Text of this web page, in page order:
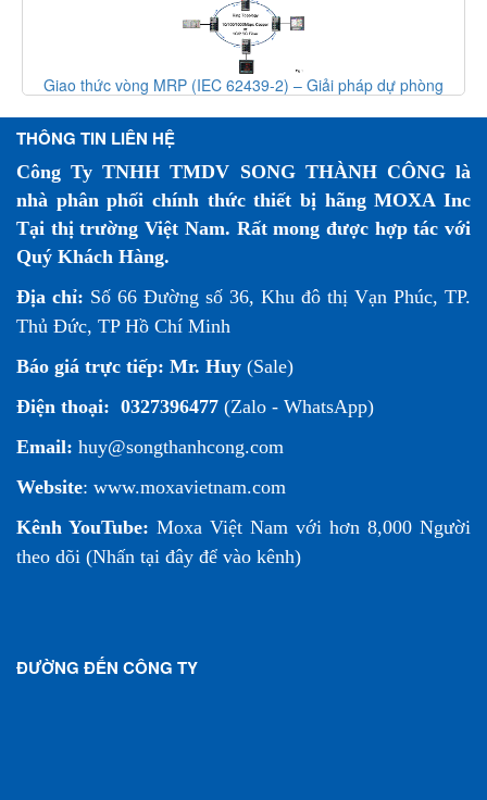
Giao thức vòng MRP (IEC 62439-2) – Giải pháp dự phòng
THÔNG TIN LIÊN HỆ
Công Ty TNHH TMDV SONG THÀNH CÔNG là
nhà phân phối chính thức thiết bị hãng MOXA Inc
Tại thị trường Việt Nam. Rất mong được hợp tác với
Quý Khách Hàng.
Địa chỉ: Số 66 Đường số 36, Khu đô thị Vạn Phúc, TP.
Thủ Đức, TP Hồ Chí Minh
Báo giá trực tiếp: Mr. Huy (Sale)
Điện thoại: 0327396477 (Zalo - WhatsApp)
Email: huy@songthanhcong.com
Website: www.moxavietnam.com
Kênh YouTube: Moxa Việt Nam với hơn 8,000 Người
theo dõi (Nhấn tại đây để vào kênh)
ĐƯỜNG ĐẾN CÔNG TY